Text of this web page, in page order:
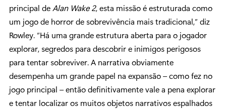
principal de Alan Wake 2, esta missão é estruturada como
um jogo de horror de sobrevivência mais tradicional,” diz
Rowley. “Há uma grande estrutura aberta para o jogador
explorar, segredos para descobrir e inimigos perigosos
para tentar sobreviver. A narrativa obviamente
desempenha um grande papel na expansão – como fez no
jogo principal – então definitivamente vale a pena explorar
e tentar localizar os muitos objetos narrativos espalhados